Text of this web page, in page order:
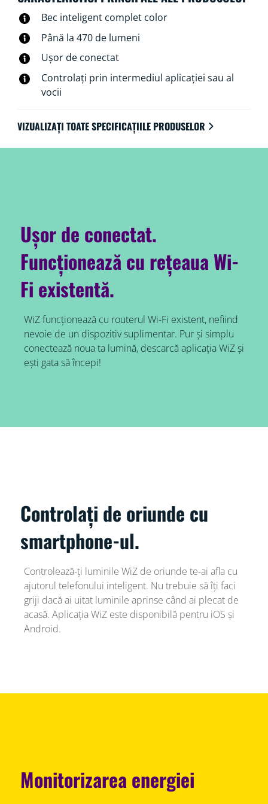
Bec inteligent complet color
Până la 470 de lumeni
Ușor de conectat
Controlați prin intermediul aplicației sau al
vocii
VIZUALIZAȚI TOATE SPECIFICAȚIILE PRODUSELOR
Ușor de conectat.
Funcționează cu rețeaua Wi-
Fi existentă.
WiZ funcționează cu routerul Wi-Fi existent, nefiind
nevoie de un dispozitiv suplimentar. Pur și simplu
conectează noua ta lumină, descarcă aplicația WiZ și
ești gata să începi!
Controlați de oriunde cu
smartphone-ul.
Controlează-ți luminile WiZ de oriunde te-ai afla cu
ajutorul telefonului inteligent. Nu trebuie să îți faci
griji dacă ai uitat luminile aprinse când ai plecat de
acasă. Aplicația WiZ este disponibilă pentru iOS și
Android.
Monitorizarea energiei